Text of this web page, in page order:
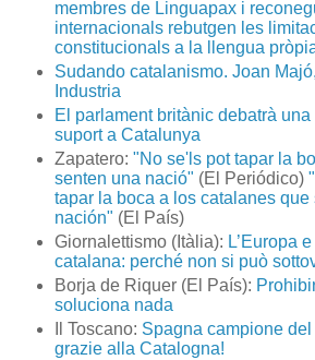
membres de Linguapax i
internacionals rebutgen les
constitucionals a la llengua
Sudando catalanismo. Joan
Industria
El parlament britànic debatrà
suport a Catalunya
Zapatero: "No se'ls pot tapar la
senten una nació" (El Periódico)
tapar la boca a los catalanes que
nación" (El País)
Giornalettismo (Itàlia): L’Europa
catalana: perché non si può
Borja de Riquer (El País):
soluciona nada
Il Toscano: Spagna campione
grazie alla Catalogna!